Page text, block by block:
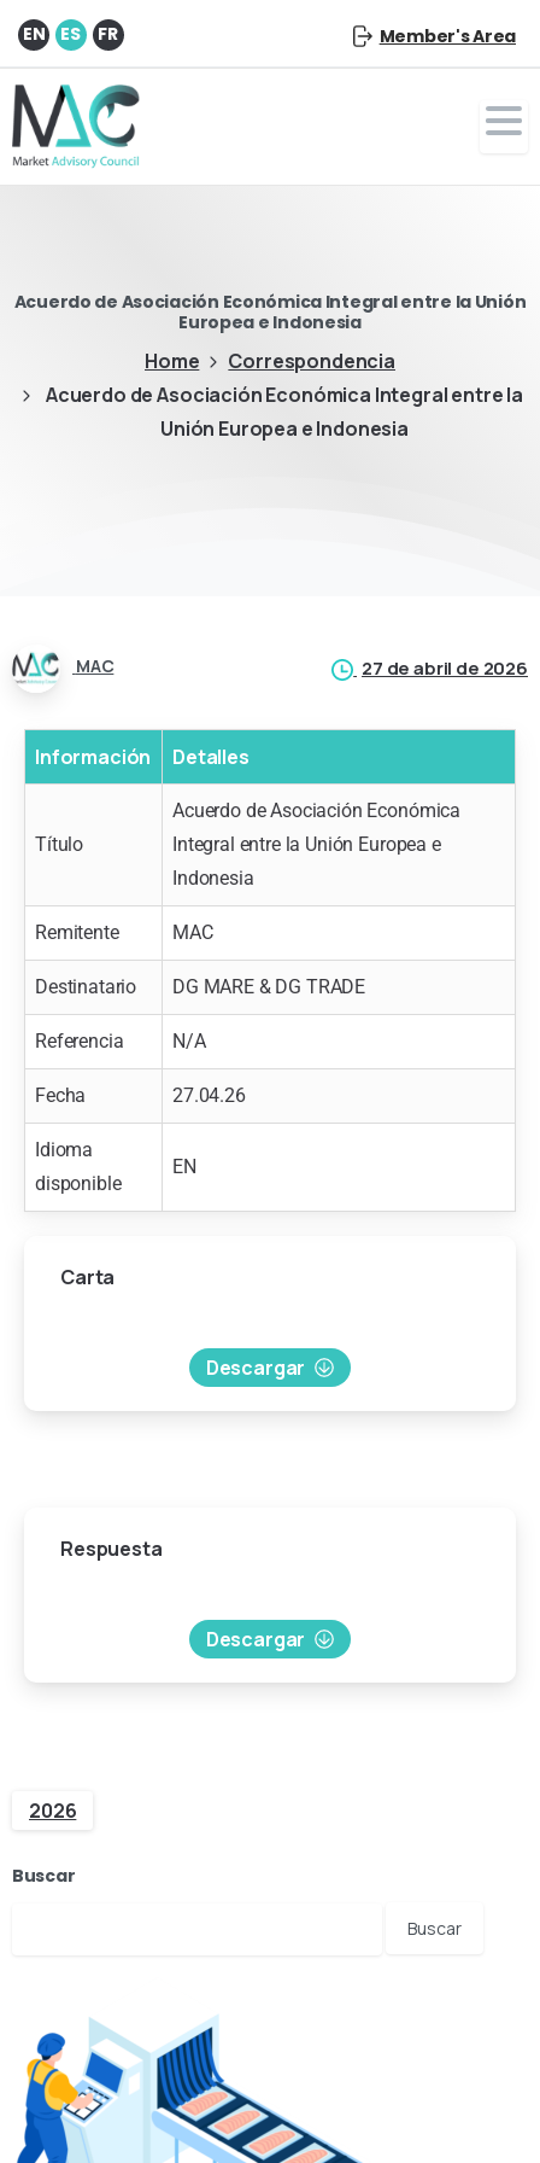
EN ES FR Member's Area
Acuerdo de Asociación Económica Integral entre la Unión
Europea e Indonesia
Home
Correspondencia
Acuerdo de Asociación Económica Integral entre la
Unión Europea e Indonesia
MAC 27 de abril de 2026
Información Detalles
Título
Acuerdo de Asociación Económica
Integral entre la Unión Europea e
Indonesia
Remitente MAC
Destinatario DG MARE & DG TRADE
Referencia N/A
Fecha 27.04.26
Idioma
disponible
EN
Carta
Descargar
Respuesta
Descargar
2026
Buscar